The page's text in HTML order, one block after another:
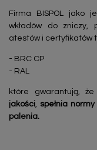
Firma BISPOL jako
wkładów do zniczy,
atestów i certyfikatów
- BRC CP
- RAL
które gwarantują,
jakości,spełnia
palenia.